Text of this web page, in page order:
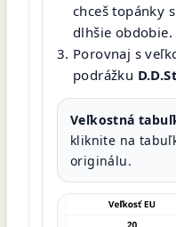
chceš topánky
dlhšie obdobie.
Porovnaj s
podrážku
Veľkostná
kliknite na
originálu.